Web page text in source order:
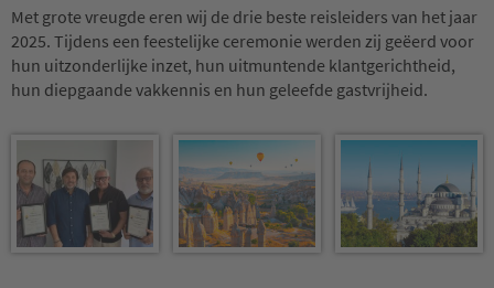
Met grote vreugde eren wij de drie beste reisleiders van het jaar
2025. Tijdens een feestelijke ceremonie werden zij geëerd voor
hun uitzonderlijke inzet, hun uitmuntende klantgerichtheid,
hun diepgaande vakkennis en hun geleefde gastvrijheid.